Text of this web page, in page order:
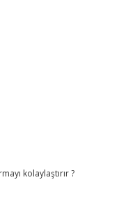
kolaylaştırır ?